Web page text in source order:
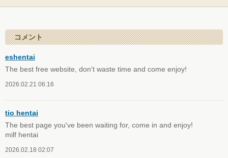
コメント
eshentai
The best free website, don't waste time and come enjoy!
2026.02.21 06:16
tio hentai
The best page you've been waiting for, come in and enjoy!
milf hentai
2026.02.18 02:07